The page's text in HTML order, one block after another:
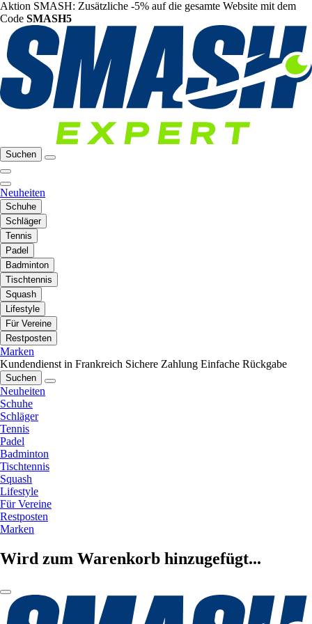
Aktion SMASH: Zusätzliche -5% auf die gesamte Website mit dem
Code SMASH5
Suchen
Neuheiten
Schuhe
Schläger
Tennis
Padel
Badminton
Tischtennis
Squash
Lifestyle
Für Vereine
Restposten
Marken
Kundendienst in Frankreich Sichere Zahlung Einfache Rückgabe
Suchen
Neuheiten
Schuhe
Schläger
Tennis
Padel
Badminton
Tischtennis
Squash
Lifestyle
Für Vereine
Restposten
Marken
Wird zum Warenkorb hinzugefügt...